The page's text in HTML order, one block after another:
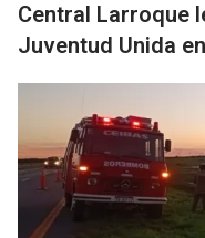
Central Larroque
Juventud Unida